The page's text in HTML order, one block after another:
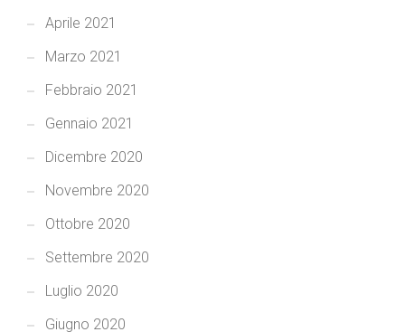
Aprile 2021
Marzo 2021
Febbraio 2021
Gennaio 2021
Dicembre 2020
Novembre 2020
Ottobre 2020
Settembre 2020
Luglio 2020
Giugno 2020